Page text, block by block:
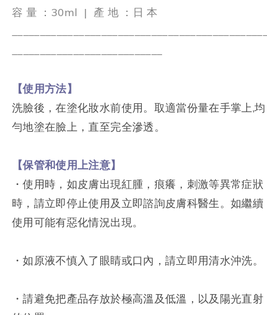
容 量 ：30ml | 產 地 ：日 本
【使用方法】
洗臉後，在塗化妝水前使用。取適當份量在手掌上,均
勻地塗在臉上，直至完全滲透。
【保管和使用上注意】
・使用時，如皮膚出現紅腫，痕癢，刺激等異常症狀
時，請立即停止使用及立即諮詢皮膚科醫生。如繼續
使用可能有惡化情況出現。
・如原液不慎入了眼睛或口內，請立即用清水沖洗。
・請避免把產品存放於極高溫及低溫，以及陽光直射